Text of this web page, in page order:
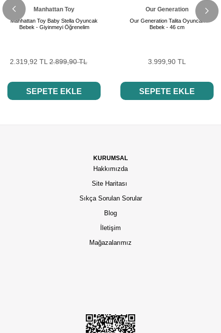
Manhattan Toy
Manhattan Toy Baby Stella Oyuncak
Bebek - Giyinmeyi Öğrenelim
2.319,92 TL 2.899,90 TL
SEPETE EKLE
Our Generation
Our Generation Talita Oyuncak
Bebek - 46 cm
3.999,90 TL
SEPETE EKLE
KURUMSAL
Hakkımızda
Site Haritası
Sıkça Sorulan Sorular
Blog
İletişim
Mağazalarımız